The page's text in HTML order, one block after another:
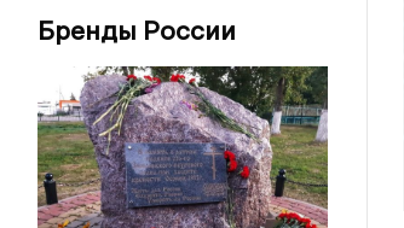
Бренды России